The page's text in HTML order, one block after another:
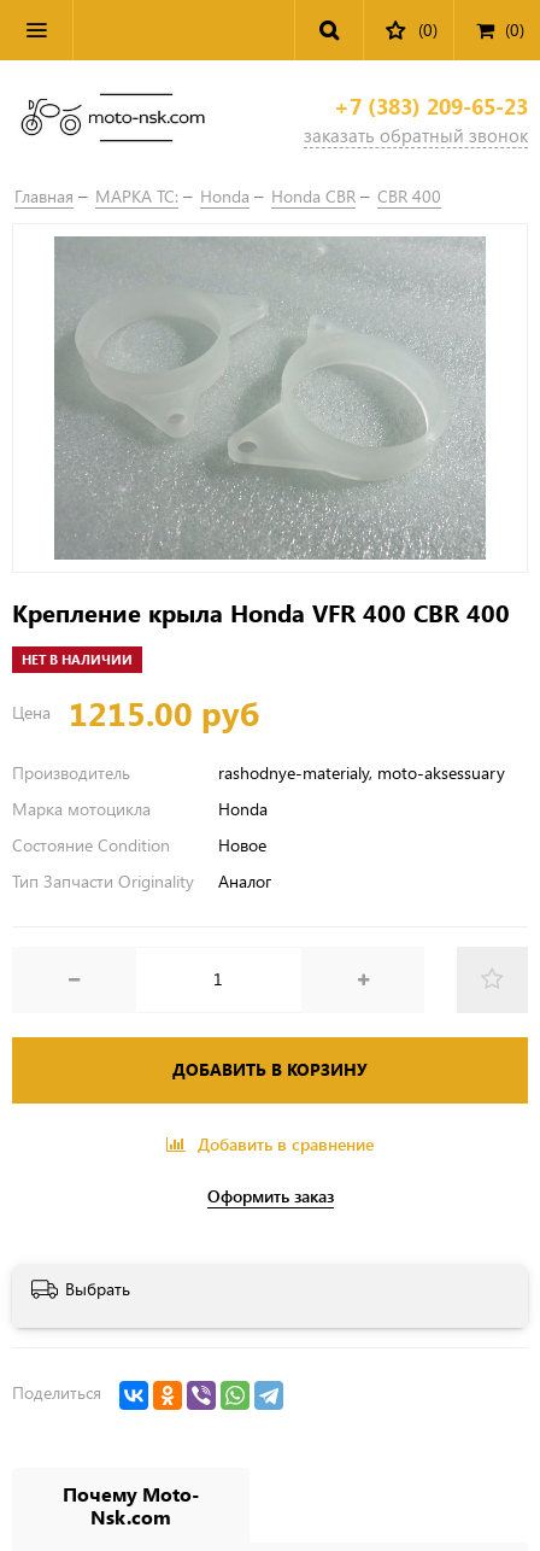
(0) (0)
+7 (383) 209-65-23
заказать обратный звонок
Главная МАРКА ТС: Honda Honda CBR CBR 400
Крепление крыла Honda VFR 400 CBR 400
НЕТ В НАЛИЧИИ
Цена 1215.00 руб
Производитель
rashodnye-materialy, moto-aksessuary
Марка мотоцикла
Honda
Состояние Condition
Новое
Тип Запчасти Originality
Аналог
ДОБАВИТЬ В КОРЗИНУ
Добавить в сравнение
Оформить заказ
Выбрать
Поделиться
Почему Moto-
Nsk.com